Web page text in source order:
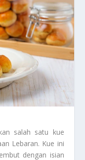
salah satu kue
Lebaran. Kue ini
dengan isian